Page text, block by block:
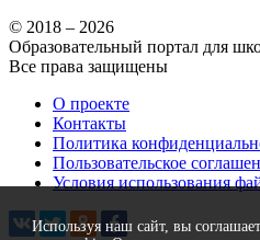
Используя наш сайт, вы
© 2018 – 2026
Образовательный портал для
Все права защищены
О проекте
Контакты
Политика
Пользовательское
Условия использования